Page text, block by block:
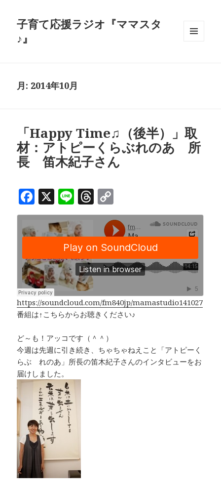
子育て応援ラジオ『ママスタ
♪』
月: 2014年10月
「Happy Time♫（後半）」取
材：アトピーくらぶれのあ 所
長 笛木紀子さん
F
a
c
e
b
o
o
k
X Li
n
e
T
h
e
a
d
s
o
p
y
Li
n
k
https://soundcloud.com/fm840jp/mamastudio141027
番組は↑こちらからお聴きください♪
ど～も！アッコです（＾＾）
今週は先週に引き続き、ちゃちゃねえこと「アトピーく
らぶ れのあ」所長の笛木紀子さんのインタビューをお
届けしました。